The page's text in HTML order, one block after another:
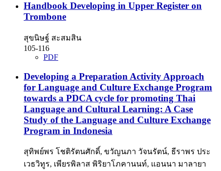
Handbook Developing in Upper Register on
Trombone
สุขนิษฐ์ สะสมสิน
105-116
PDF
Developing a Preparation Activity Approach
for Language and Culture Exchange Program
towards a PDCA cycle for promoting Thai
Language and Cultural Learning: A Case
Study of the Language and Culture Exchange
Program in Indonesia
สุทิพย์พร โชติรัตนศักดิ์, ขวัญนภา วัจนรัตน์, ธีราพร ประ
เวธวิทูร, เพียรพิลาส พิริยาโภคานนท์, แอนนา มาลายา